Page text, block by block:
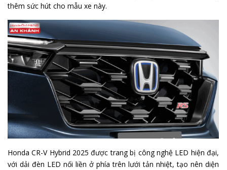
thêm sức hút cho mẫu xe này.
Honda CR-V Hybrid 2025 được trang bị công nghệ LED hiện đại,
với dải đèn LED nối liền ở phía trên lưới tản nhiệt, tạo nên diện